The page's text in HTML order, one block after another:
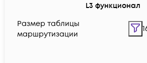
L3 функционал
Размер таблицы
маршрутизации